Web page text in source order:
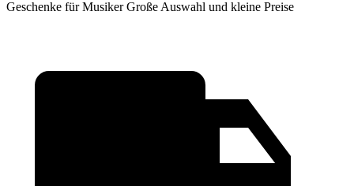
Geschenke für Musiker Große Auswahl und kleine Preise